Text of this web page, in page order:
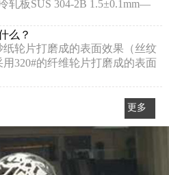
轧板SUS 304-2B 1.5±0.1mm—
么？
纸轮片打磨成的表面效果（丝纹
320#的纤维轮片打磨成的表面
更多
>>